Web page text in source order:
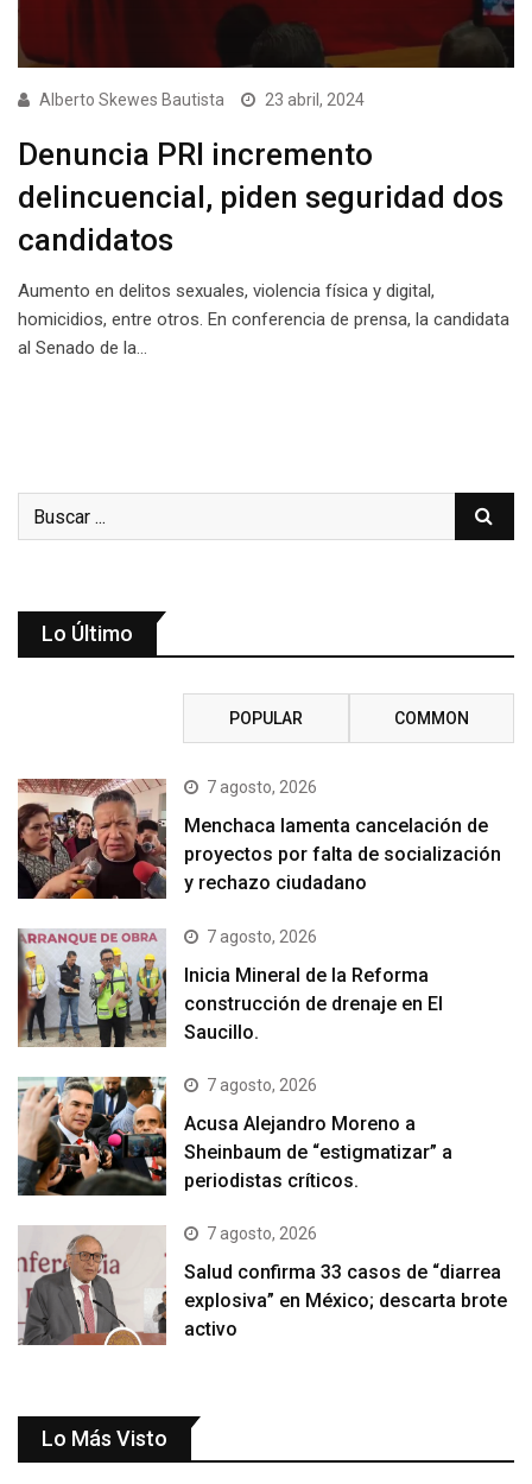
Alberto Skewes Bautista 23 abril, 2024
Denuncia PRI incremento
delincuencial, piden seguridad dos
candidatos
Aumento en delitos sexuales, violencia física y digital,
homicidios, entre otros. En conferencia de prensa, la candidata
al Senado de la…
Lo Último
POPULAR COMMON
7 agosto, 2026
Menchaca lamenta cancelación de
proyectos por falta de socialización
y rechazo ciudadano
7 agosto, 2026
Inicia Mineral de la Reforma
construcción de drenaje en El
Saucillo.
7 agosto, 2026
Acusa Alejandro Moreno a
Sheinbaum de “estigmatizar” a
periodistas críticos.
7 agosto, 2026
Salud confirma 33 casos de “diarrea
explosiva” en México; descarta brote
activo
Lo Más Visto